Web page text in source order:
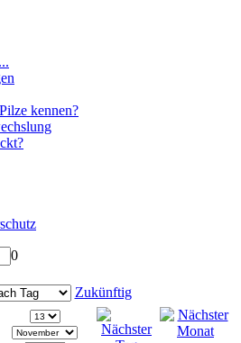
kennen?
0
Zukünftig